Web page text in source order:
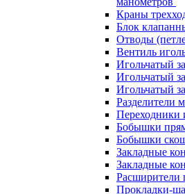
Краны
Блок
Отводы
Вентиль
Игольчатый
Игольчатый
Игольчатый
Разделители
Переходники
Бобышки
Бобышки
Закладные
Закладные
Расширители
Прокладки-